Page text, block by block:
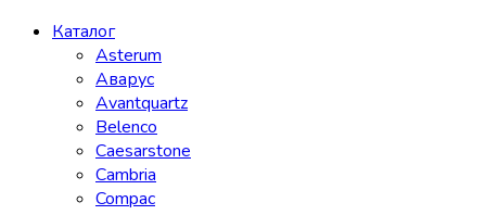
Каталог
Asterum
Аварус
Avantquartz
Belenco
Caesarstone
Cambria
Compac